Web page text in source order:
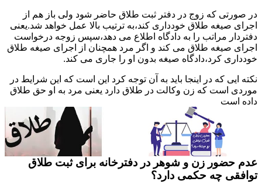
در صورتی که زوج در دفتر ثبت طلاق حاضر شود ولی باز هم از
اجرای صیغه طلاق خودداری کند،به ترتیب بالا عمل خواهد شد.یعنی
دفتردار مراتب را به دادگاه اطلاع می دهد،سپس زوجه درخواست
اجرای صیغه طلاق می کند و اگر مرد همچنان از اجرای صیغه طلاق
خودداری کرد،دادگاه صیغه بدون او را جاری می کند.
نکته ایی که در اینجا باید به آن توجه کرد این است که این شرایط در
موردی است که زن وکالت در طلاق دارد یعنی مرد به او حق طلاق
داده است
عدم حضور زن و شوهر در دفترخانه برای ثبت طلاق
توافقی چه حکمی دارد؟